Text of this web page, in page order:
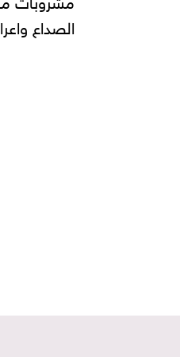
عمل البيتزا